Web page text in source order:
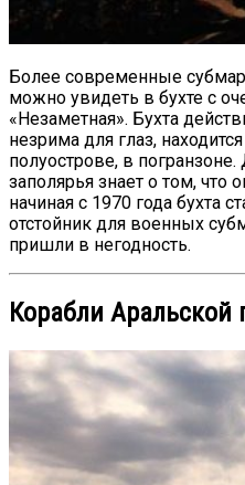
Более современные
можно увидеть в бухте с
«Незаметная». Бухта
незрима для глаз,
полуострове, в
заполярья знает о том, что
начиная с 1970 года бухта
отстойник для военных
пришли в негодность.
Корабли Аральской